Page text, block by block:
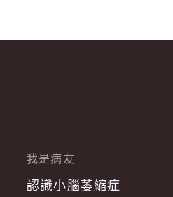
我是病友
認識小腦萎縮症